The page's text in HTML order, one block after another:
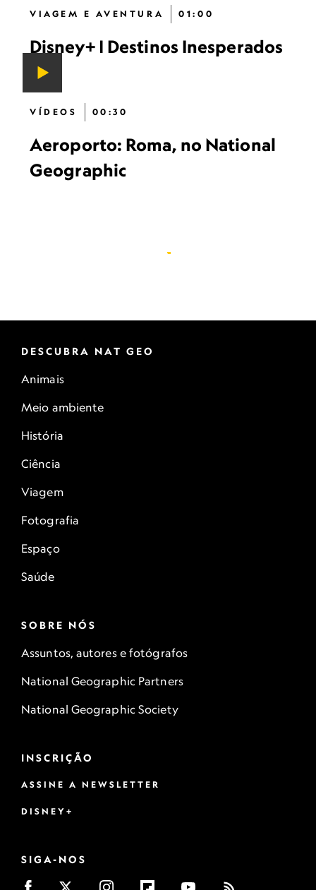
VIAGEM E AVENTURA 01:00
Disney+ | Destinos Inesperados
VÍDEOS 00:30
Aeroporto: Roma, no National
Geographic
DESCUBRA NAT GEO
Animais
Meio ambiente
História
Ciência
Viagem
Fotografia
Espaço
Saúde
SOBRE NÓS
Assuntos, autores e fotógrafos
National Geographic Partners
National Geographic Society
INSCRIÇÃO
ASSINE A NEWSLETTER
DISNEY+
SIGA-NOS